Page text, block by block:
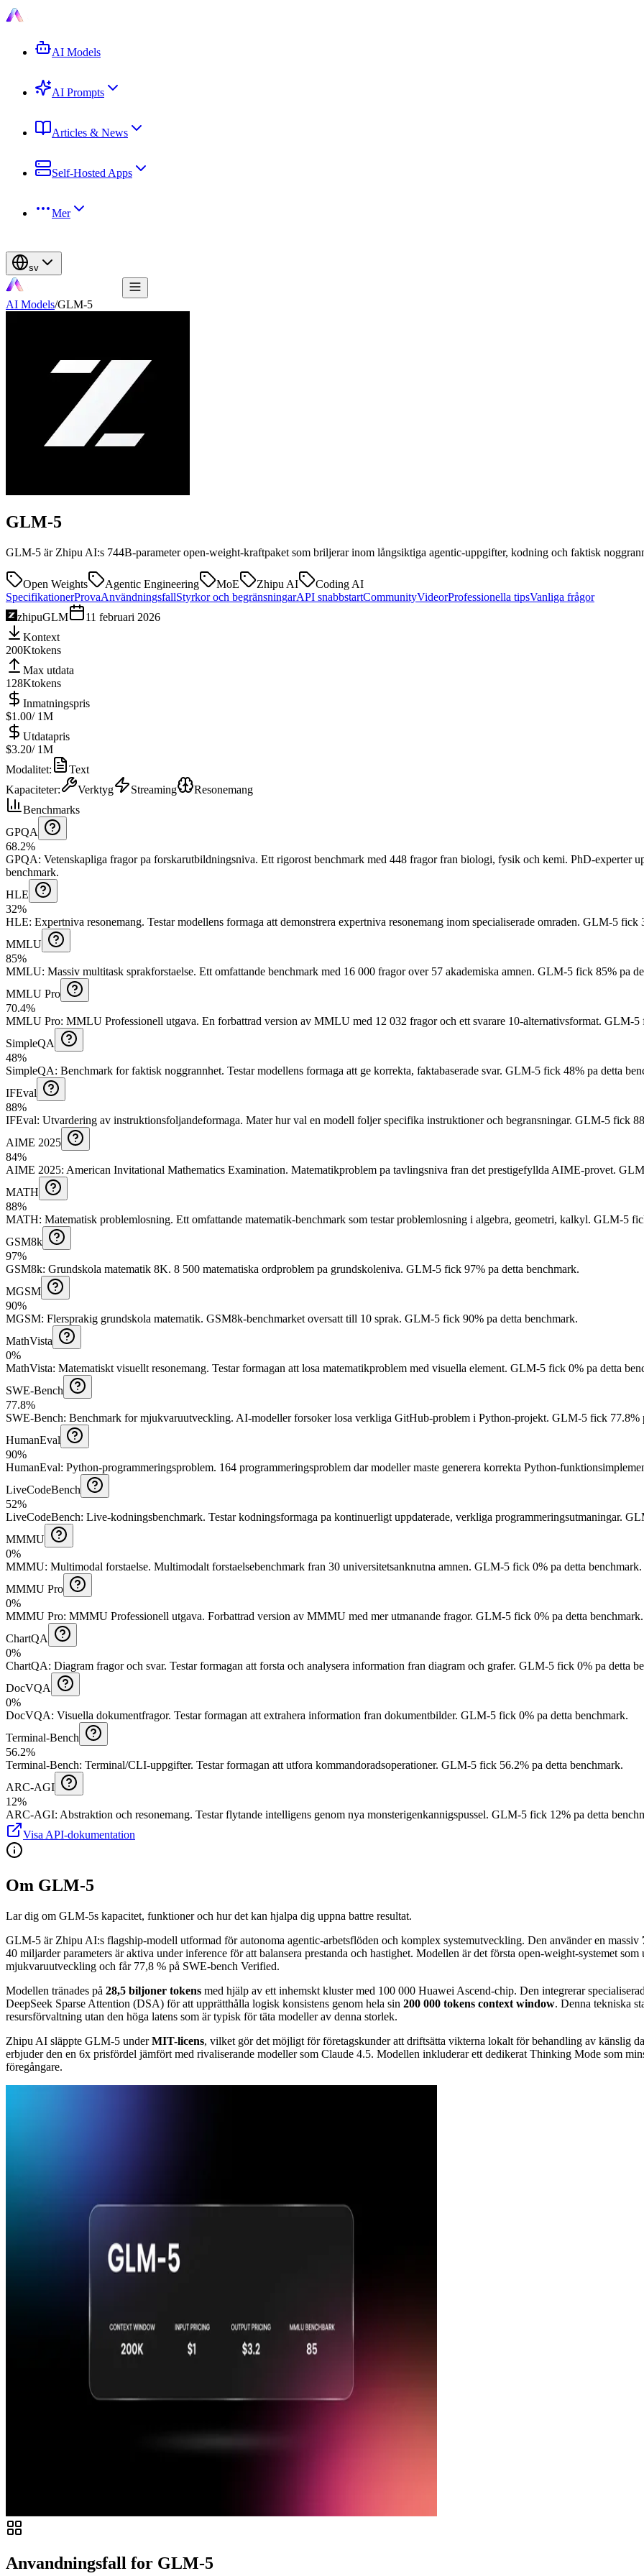
AI Models
AI Prompts
Articles & News
Self-Hosted Apps
Mer
sv
AI Models/GLM-5
GLM-5
GLM-5 är Zhipu AI:s 744B-parameter open-weight-kraftpaket som briljerar inom långsiktiga agentic-uppgifter, kodning och faktisk
Open Weights Agentic Engineering MoE Zhipu AI
Coding AI
SpecifikationerProvaAnvändningsfallStyrkor och begränsningarAPI snabbstartCommunityVideorProfessionella tipsVanliga frågor
zhipuGLM
11 februari 2026
Kontext
200Ktokens
Max utdata
128Ktokens
Inmatningspris
$1.00/ 1M
Utdatapris
$3.20/ 1M
Modalitet:
Text
Kapaciteter: Verktyg Streaming
Resonemang
Benchmarks
GPQA
68.2%
GPQA: Vetenskapliga fragor pa forskarutbildningsniva. Ett rigorost benchmark med 448 fragor fran biologi, fysik och kemi. PhD-experter
benchmark.
HLE
32%
HLE: Expertniva resonemang. Testar modellens formaga att demonstrera expertniva resonemang inom specialiserade omraden. GLM-5 fick
MMLU
85%
MMLU: Massiv multitask sprakforstaelse. Ett omfattande benchmark med 16 000 fragor over 57 akademiska amnen. GLM-5 fick 85% pa
MMLU Pro
70.4%
MMLU Pro: MMLU Professionell utgava. En forbattrad version av MMLU med 12 032 fragor och ett svarare 10-alternativsformat. GLM-5
SimpleQA
48%
SimpleQA: Benchmark for faktisk noggrannhet. Testar modellens formaga att ge korrekta, faktabaserade svar. GLM-5 fick 48% pa detta
IFEval
88%
IFEval: Utvardering av instruktionsfoljandeformaga. Mater hur val en modell foljer specifika instruktioner och begransningar. GLM-5 fick
AIME 2025
84%
AIME 2025: American Invitational Mathematics Examination. Matematikproblem pa tavlingsniva fran det prestigefyllda AIME-provet.
MATH
88%
MATH: Matematisk problemlosning. Ett omfattande matematik-benchmark som testar problemlosning i algebra, geometri, kalkyl. GLM-5
GSM8k
97%
GSM8k: Grundskola matematik 8K. 8 500 matematiska ordproblem pa grundskoleniva. GLM-5 fick 97% pa detta benchmark.
MGSM
90%
MGSM: Flersprakig grundskola matematik. GSM8k-benchmarket oversatt till 10 sprak. GLM-5 fick 90% pa detta benchmark.
MathVista
0%
MathVista: Matematiskt visuellt resonemang. Testar formagan att losa matematikproblem med visuella element. GLM-5 fick 0% pa detta
SWE-Bench
77.8%
SWE-Bench: Benchmark for mjukvaruutveckling. AI-modeller forsoker losa verkliga GitHub-problem i Python-projekt. GLM-5 fick 77.8%
HumanEval
90%
HumanEval: Python-programmeringsproblem. 164 programmeringsproblem dar modeller maste generera korrekta Python-
LiveCodeBench
52%
LiveCodeBench: Live-kodningsbenchmark. Testar kodningsformaga pa kontinuerligt uppdaterade, verkliga programmeringsutmaningar.
MMMU
0%
MMMU: Multimodal forstaelse. Multimodalt forstaelsebenchmark fran 30 universitetsanknutna amnen. GLM-5 fick 0% pa detta benchmark.
MMMU Pro
0%
MMMU Pro: MMMU Professionell utgava. Forbattrad version av MMMU med mer utmanande fragor. GLM-5 fick 0% pa detta benchmark.
ChartQA
0%
ChartQA: Diagram fragor och svar. Testar formagan att forsta och analysera information fran diagram och grafer. GLM-5 fick 0% pa detta
DocVQA
0%
DocVQA: Visuella dokumentfragor. Testar formagan att extrahera information fran dokumentbilder. GLM-5 fick 0% pa detta benchmark.
Terminal-Bench
56.2%
Terminal-Bench: Terminal/CLI-uppgifter. Testar formagan att utfora kommandoradsoperationer. GLM-5 fick 56.2% pa detta benchmark.
ARC-AGI
12%
ARC-AGI: Abstraktion och resonemang. Testar flytande intelligens genom nya monsterigenkannigspussel. GLM-5 fick 12% pa detta
Visa API-dokumentation
Om GLM-5
Lar dig om GLM-5s kapacitet, funktioner och hur det kan hjalpa dig uppna battre resultat.
GLM-5 är Zhipu AI:s flagship-modell utformad för autonoma agentic-arbetsflöden och komplex systemutveckling. Den använder en massiv
40 miljarder parameters är aktiva under inference för att balansera prestanda och hastighet. Modellen är det första open-weight-systemet
mjukvaruutveckling och får 77,8 % på SWE-bench Verified.
Modellen tränades på 28,5 biljoner tokens med hjälp av ett inhemskt kluster med 100 000 Huawei Ascend-chip. Den integrerar
DeepSeek Sparse Attention (DSA) för att upprätthålla logisk konsistens genom hela sin 200 000 tokens context window. Denna tekniska
resursförvaltning utan den höga latens som är typisk för täta modeller av denna storlek.
Zhipu AI släppte GLM-5 underMIT-licens, vilket gör det möjligt för företagskunder att driftsätta vikterna lokalt för behandling av känslig
erbjuder den en 6x prisfördel jämfört med rivaliserande modeller som Claude 4.5. Modellen inkluderar ett dedikerat Thinking Mode som
föregångare.
Anvandningsfall for GLM-5